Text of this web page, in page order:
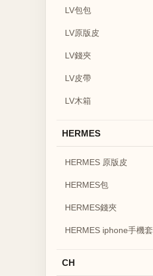
LV包包
LV原版皮
LV錢夾
LV皮帶
LV木箱
HERMES
HERMES 原版皮
HERMES包
HERMES錢夾
HERMES iphone手機套
CH